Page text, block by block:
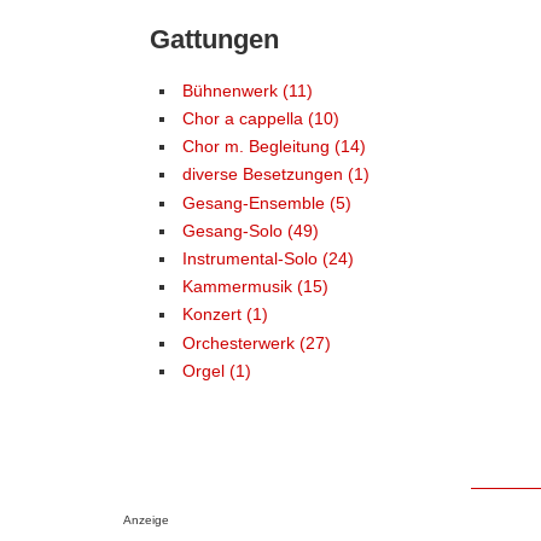
Gattungen
Bühnenwerk (11)
Chor a cappella (10)
Chor m. Begleitung (14)
diverse Besetzungen (1)
Gesang-Ensemble (5)
Gesang-Solo (49)
Instrumental-Solo (24)
Kammermusik (15)
Konzert (1)
Orchesterwerk (27)
Orgel (1)
Anzeige